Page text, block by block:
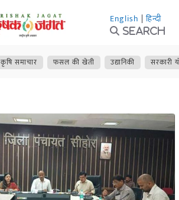
English | हिन्दी
Search
कृषि समाचार फसल की खेती उद्यानिकी सरकारी